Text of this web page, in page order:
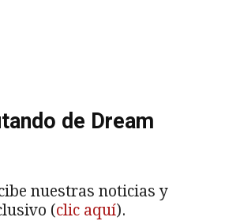
de Dream
nuestras noticias y
(clic aquí).